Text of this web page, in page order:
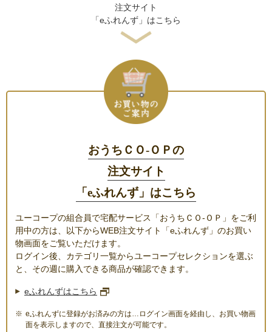
注文サイト
「eふれんず」はこちら
おうちＣＯ-ＯＰの
注文サイト
「eふれんず」はこちら
ユーコープの組合員で宅配サービス「おうちＣＯ-ＯＰ」をご利
用中の方は、以下からWEB注文サイト「eふれんず」のお買い
物画面をご覧いただけます。
ログイン後、カテゴリ一覧からユーコープセレクションを選ぶ
と、その週に購入できる商品が確認できます。
eふれんずはこちら
eふれんずに登録がお済みの方は…ログイン画面を経由し、お買い物画
面を表示しますので、直接注文が可能です。